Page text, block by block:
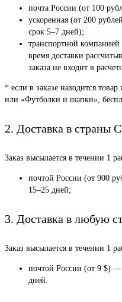
почта России (от 100
ускоренная (от 200
срок 5–7 дней);
транспортной
время доставки
заказа не входит в
* если в заказе находится
или «Футболки и шапки»,
2. Доставка в страны
Заказ высылается в течении 1
почтой России (от 900
15–25 дней;
3. Доставка в любую
Заказ высылается в течении 1
почтой России (от 9 $)
дней.